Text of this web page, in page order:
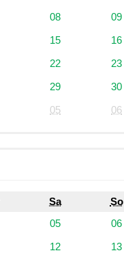
08
09
15
16
22
23
29
30
05 06
Sa
So
05
06
12
13